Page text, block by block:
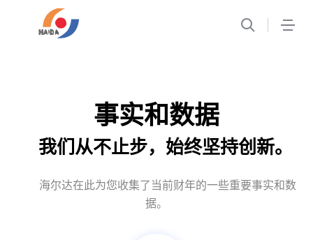
事实和数据
我们从不止步，始终坚持创新。
海尔达在此为您收集了当前财年的一些重要事实和数
据。